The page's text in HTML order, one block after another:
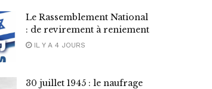
Le Rassemblement National
: de revirement à reniement
IL Y A 4 JOURS
30 juillet 1945 : le naufrage